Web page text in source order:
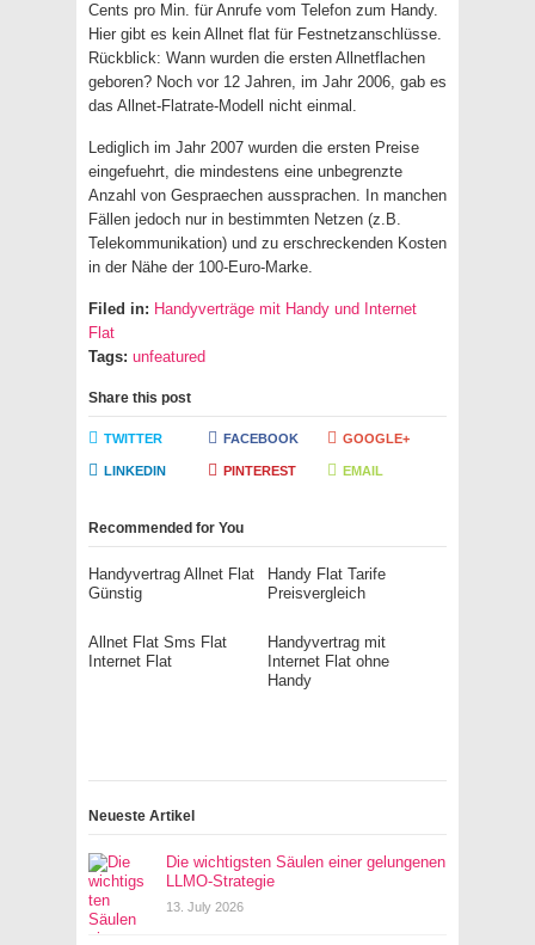
Cents pro Min. für Anrufe vom Telefon zum Handy.
Hier gibt es kein Allnet flat für Festnetzanschlüsse.
Rückblick: Wann wurden die ersten Allnetflachen
geboren? Noch vor 12 Jahren, im Jahr 2006, gab es
das Allnet-Flatrate-Modell nicht einmal.
Lediglich im Jahr 2007 wurden die ersten Preise
eingefuehrt, die mindestens eine unbegrenzte
Anzahl von Gespraechen aussprachen. In manchen
Fällen jedoch nur in bestimmten Netzen (z.B.
Telekommunikation) und zu erschreckenden Kosten
in der Nähe der 100-Euro-Marke.
Filed in: Handyverträge mit Handy und Internet
Flat
Tags: unfeatured
Share this post
TWITTER FACEBOOK GOOGLE+
LINKEDIN PINTEREST EMAIL
Recommended for You
Handyvertrag Allnet Flat
Günstig
Handy Flat Tarife
Preisvergleich
Allnet Flat Sms Flat
Internet Flat
Handyvertrag mit
Internet Flat ohne
Handy
Neueste Artikel
Die wichtigsten Säulen einer gelungenen
LLMO-Strategie
13. July 2026